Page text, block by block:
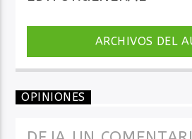
ARCHIVOS DEL
OPINIONES